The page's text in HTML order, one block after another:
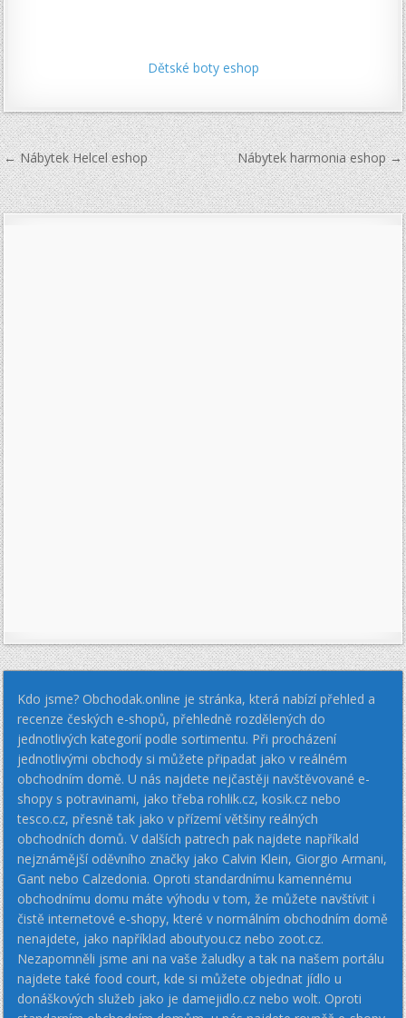
Dětské boty eshop
Navigace
pro
příspěvek
← Nábytek Helcel eshop Nábytek harmonia eshop →
Kdo jsme? Obchodak.online je stránka, která nabízí přehled a
recenze českých e-shopů, přehledně rozdělených do
jednotlivých kategorií podle sortimentu. Při procházení
jednotlivými obchody si můžete připadat jako v reálném
obchodním domě. U nás najdete nejčastěji navštěvované e-
shopy s potravinami, jako třeba rohlik.cz, kosik.cz nebo
tesco.cz, přesně tak jako v přízemí většiny reálných
obchodních domů. V dalších patrech pak najdete napříkald
nejznámější oděvního značky jako Calvin Klein, Giorgio Armani,
Gant nebo Calzedonia. Oproti standardnímu kamennému
obchodnímu domu máte výhodu v tom, že můžete navštívit i
čistě internetové e-shopy, které v normálním obchodním domě
nenajdete, jako například aboutyou.cz nebo zoot.cz.
Nezapomněli jsme ani na vaše žaludky a tak na našem portálu
najdete také food court, kde si můžete objednat jídlo u
donáškových služeb jako je damejidlo.cz nebo wolt. Oproti